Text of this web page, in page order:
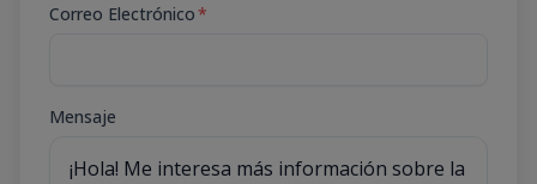
Correo Electrónico*
Mensaje